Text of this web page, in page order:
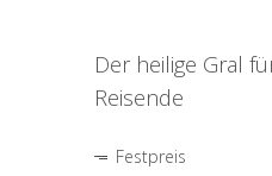
Der heilige Gral
Reisende
Festpreis